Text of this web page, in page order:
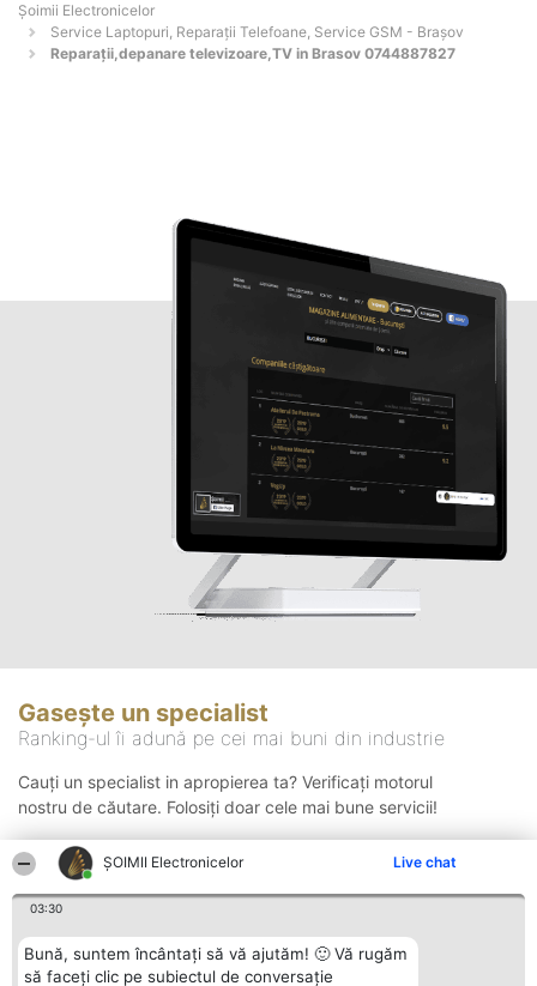
ȘOIMII Electronicelor Live chat
03:30
Bună, suntem încântați să vă ajutăm! 🙂 Vă rugăm
să faceți clic pe subiectul de conversație
Șoimii Electronicelor
Service Laptopuri, Reparații Telefoane, Service GSM - Braşov
Reparații,depanare televizoare,TV in Brasov 0744887827
Gasește un specialist
Ranking-ul îi adună pe cei mai buni din industrie
Cauți un specialist in apropierea ta? Verificați motorul
nostru de căutare. Folosiți doar cele mai bune servicii!